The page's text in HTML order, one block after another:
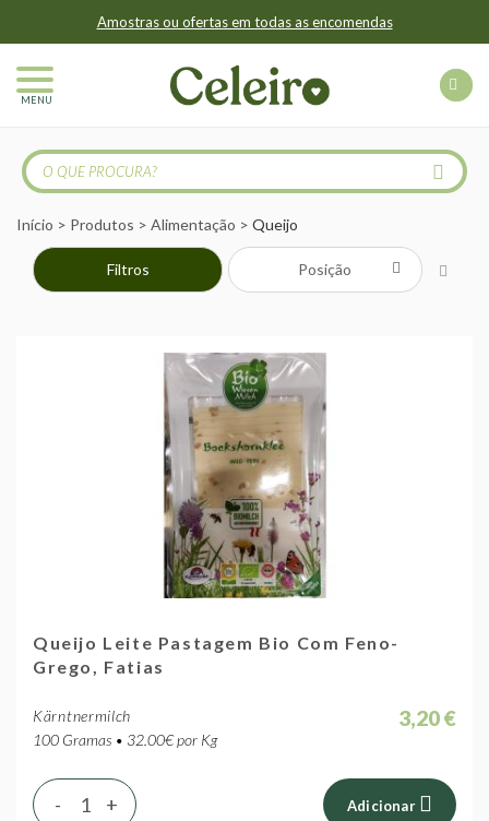
Amostras ou ofertas em todas as encomendas
MENU
Início Produtos Alimentação Queijo
Filtros
Queijo Leite Pastagem Bio Com Feno-
Grego, Fatias
Kärntnermilch
100 Gramas • 32.00€ por Kg
3,20 €
+
- Adicionar